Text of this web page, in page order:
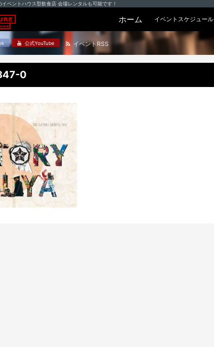
ベントハウス型飲食店 会場レンタルも可能です！
ホーム イベントスケジュール
公式YouTube イベントRSS
0